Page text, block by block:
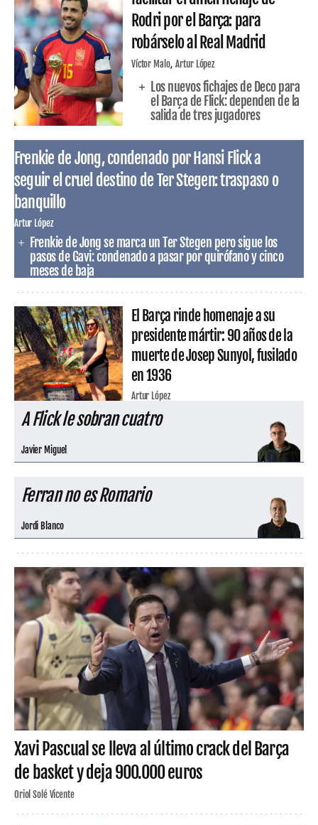
Rodri por el Barça: para
robárselo al Real Madrid
Víctor Malo Artur López
Los nuevos fichajes de Deco para
el Barça de Flick: dependen de la
salida de tres jugadores
Frenkie de Jong, condenado por Hansi Flick a
seguir el cruel destino de Ter Stegen: traspaso o
banquillo
Artur López
Frenkie de Jong se marca un Ter Stegen pero sigue los
pasos de Gavi: condenado a pasar por quirófano y cinco
meses de baja
El Barça rinde homenaje a su
presidente mártir: 90 años de la
muerte de Josep Sunyol, fusilado
en 1936
Artur López
A Flick le sobran cuatro
Javier Miguel
Ferran no es Romario
Jordi Blanco
Xavi Pascual se lleva al último crack del Barça
de basket y deja 900.000 euros
Oriol Solé Vicente